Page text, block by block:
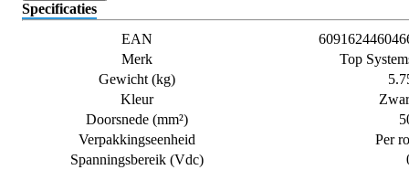
Specificaties
EAN
Merk
Top
Gewicht (kg)
Kleur
Doorsnede (mm²)
Verpakkingseenheid
Per
Spanningsbereik (Vdc)